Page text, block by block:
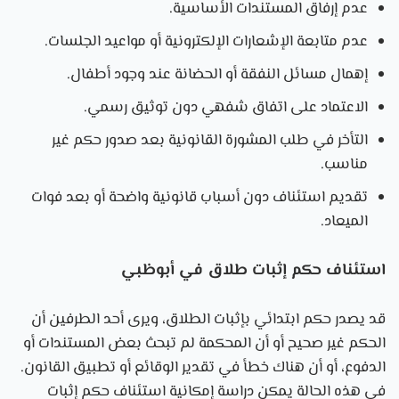
عدم إرفاق المستندات الأساسية.
عدم متابعة الإشعارات الإلكترونية أو مواعيد الجلسات.
إهمال مسائل النفقة أو الحضانة عند وجود أطفال.
الاعتماد على اتفاق شفهي دون توثيق رسمي.
التأخر في طلب المشورة القانونية بعد صدور حكم غير
مناسب.
تقديم استئناف دون أسباب قانونية واضحة أو بعد فوات
الميعاد.
استئناف حكم إثبات طلاق في أبوظبي
قد يصدر حكم ابتدائي بإثبات الطلاق، ويرى أحد الطرفين أن
الحكم غير صحيح أو أن المحكمة لم تبحث بعض المستندات أو
الدفوع، أو أن هناك خطأ في تقدير الوقائع أو تطبيق القانون.
في هذه الحالة يمكن دراسة إمكانية استئناف حكم إثبات